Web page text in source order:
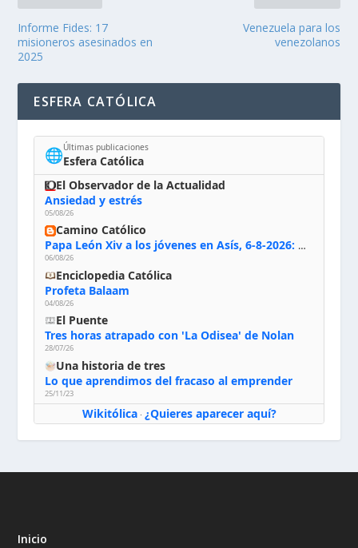
Informe Fides: 17
misioneros asesinados en
2025
Venezuela para los
venezolanos
ESFERA CATÓLICA
🌐Últimas publicaciones
Esfera Católica
El Observador de la Actualidad
Ansiedad y estrés
05/08/26
Camino Católico
Papa León Xiv a los jóvenes en Asís, 6-8-2026: «De san Francisco aprendan la radicalidad evangélica: no los vuelve ciegos ni violentos, sino sensibles, atentos, siempre en el seguimiento de Jesús, humildes y acogiendo a todos»
06/08/26
Enciclopedia Católica
Profeta Balaam
04/08/26
El Puente
Tres horas atrapado con 'La Odisea' de Nolan
28/07/26
Una historia de tres
Lo que aprendimos del fracaso al emprender
25/11/23
Wikitólica· ¿Quieres aparecer aquí?
Inicio